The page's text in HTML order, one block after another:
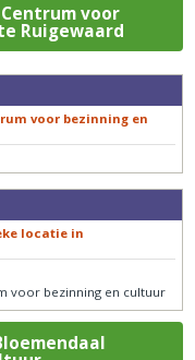
voor
Ruigewaard
voor bezinning en
locatie in
voor bezinning en cultuur